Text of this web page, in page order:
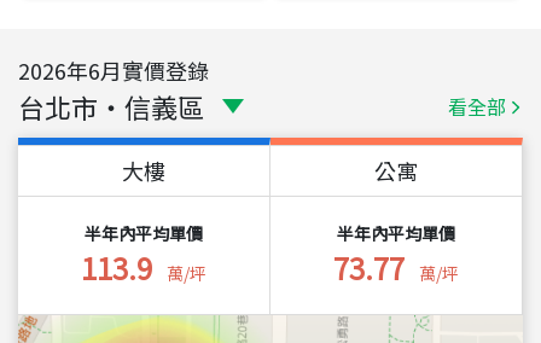
2026年6月實價登錄
台北市 ・ 信義區 看全部
大樓
半年內平均單價
113.9 萬/坪
公寓
半年內平均單價
73.77 萬/坪